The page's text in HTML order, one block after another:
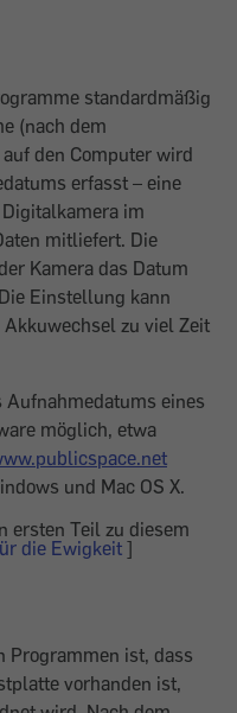
standardmäßig
(nach dem
den Computer wird
erfasst – eine
im
mitliefert. Die
Kamera das Datum
Einstellung kann
zu viel Zeit
eines
möglich, etwa
und Mac OS X.
ersten Teil zu diesem
die Ewigkeit ]
Programmen ist, dass
vorhanden ist,